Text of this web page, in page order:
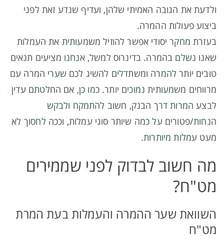
ולדעת את הגובה האמיתי שלהן, ועדיף שנדע זאת לפני
ביצוע פעולות ההמרה.
בעזרת מחקר יסודי אפשר להוזיל משמעותית את העמלות
שאנו נשלם בהמרה. בדינרוס למשל, אנחנו מציעים תנאים
טובים יותר להמרה ומשתדלים להשיג לכם שערי המרה עם
מרווחים משמעותית נמוכים יותר. כמו כן, אם החלטתם עדין
לבצע המרות דרך הבנק, חשוב להתמקח ולבקש
הנחות/פטורים על כמה שיותר סוגי עמלות, וככה לחסוך לא
מעט עמלות מיותרות.
מה חשוב לבדוק לפני שממירים
מט"ח?
השוואת שער ההמרה והעמלות בעת המרת
מט"ח